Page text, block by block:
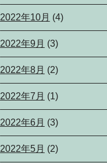
2022年10月 (4)
2022年9月 (3)
2022年8月 (2)
2022年7月 (1)
2022年6月 (3)
2022年5月 (2)